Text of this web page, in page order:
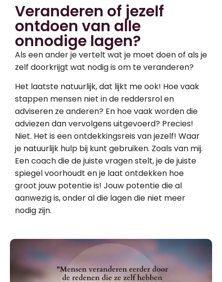
Veranderen of jezelf
ontdoen van alle
onnodige lagen?
Als een ander je vertelt wat je moet doen of als je
zelf doorkrijgt wat nodig is om te veranderen?
Het laatste natuurlijk, dat lijkt me ook! Hoe vaak
stappen mensen niet in de reddersrol en
adviseren ze anderen? En hoe vaak worden die
adviezen dan vervolgens uitgevoerd? Precies!
Niet. Het is een ontdekkingsreis van jezelf! Waar
je natuurlijk hulp bij kunt gebruiken. Zoals van mij.
Een coach die de juiste vragen stelt, je de juiste
spiegel voorhoudt en je laat ontdekken hoe
groot jouw potentie is! Jouw potentie die al
aanwezig is, onder al die lagen die niet meer
nodig zijn.